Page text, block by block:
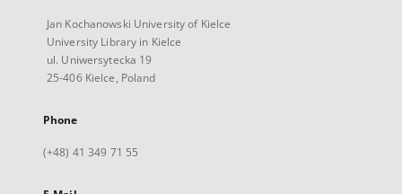
Jan Kochanowski University of Kielce
University Library in Kielce
ul. Uniwersytecka 19
25-406 Kielce, Poland
Phone
(+48) 41 349 71 55